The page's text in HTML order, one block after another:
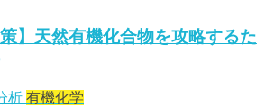
策】天然有機化合物を攻略するた
有機化学